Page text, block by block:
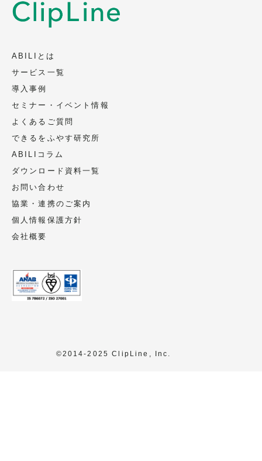
ABILIとは
サービス一覧
導入事例
セミナー・イベント情報
よくあるご質問
できるをふやす研究所
ABILIコラム
ダウンロード資料一覧
お問い合わせ
協業・連携のご案内
個人情報保護方針
会社概要
©2014-2025 ClipLine, Inc.